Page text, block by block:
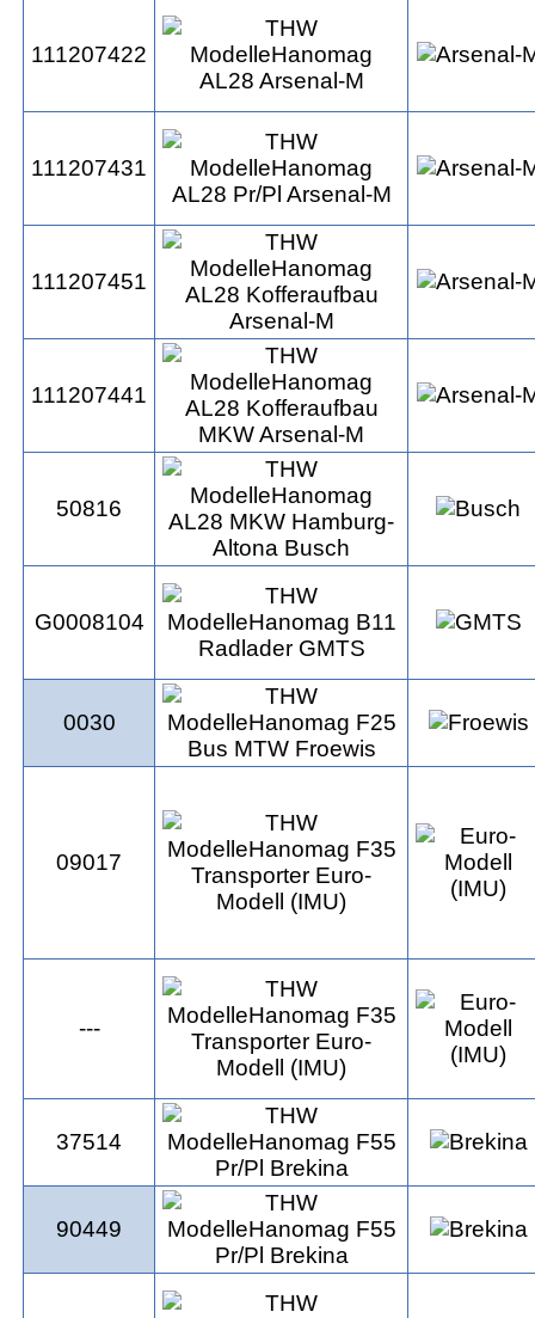
111207422
111207431
111207451
111207441
50816
G0008104
0030
09017
---
37514
90449